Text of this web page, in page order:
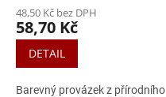
48,50 Kč bez DPH
58,70 Kč
DETAIL
Barevný provázek z přírodního